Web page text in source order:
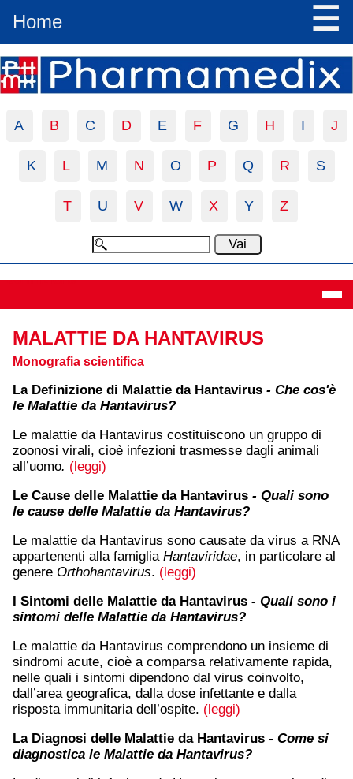
Home ☰
A B C D E F G H I J
K L M N O P Q R S
T U V W X Y Z
Definizione
MALATTIE DA HANTAVIRUS
Monografia scientifica
La Definizione di Malattie da Hantavirus - Che cos'è
le Malattie da Hantavirus?
Le malattie da Hantavirus costituiscono un gruppo di
zoonosi virali, cioè infezioni trasmesse dagli animali
all’uomo. (leggi)
Le Cause delle Malattie da Hantavirus - Quali sono
le cause delle Malattie da Hantavirus?
Le malattie da Hantavirus sono causate da virus a RNA
appartenenti alla famiglia Hantaviridae, in particolare al
genere Orthohantavirus. (leggi)
I Sintomi delle Malattie da Hantavirus - Quali sono i
sintomi delle Malattie da Hantavirus?
Le malattie da Hantavirus comprendono un insieme di
sindromi acute, cioè a comparsa relativamente rapida,
nelle quali i sintomi dipendono dal virus coinvolto,
dall’area geografica, dalla dose infettante e dalla
risposta immunitaria dell’ospite. (leggi)
La Diagnosi delle Malattie da Hantavirus - Come si
diagnostica le Malattie da Hantavirus?